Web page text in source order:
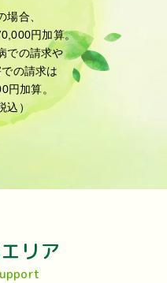
合、
円加算。
での請求や
の請求は
円加算。
込）
リア